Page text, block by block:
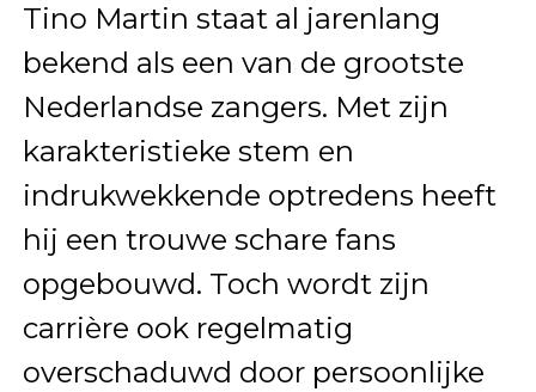
Tino Martin staat al jarenlang
bekend als een van de grootste
Nederlandse zangers. Met zijn
karakteristieke stem en
indrukwekkende optredens heeft
hij een trouwe schare fans
opgebouwd. Toch wordt zijn
carrière ook regelmatig
overschaduwd door persoonlijke